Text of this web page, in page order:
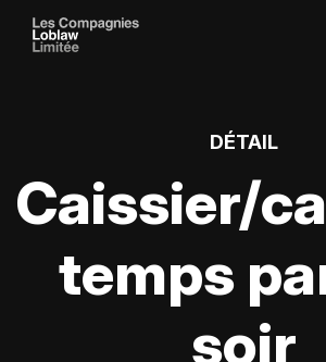
DÉTAIL
Caissier/
temps
soir